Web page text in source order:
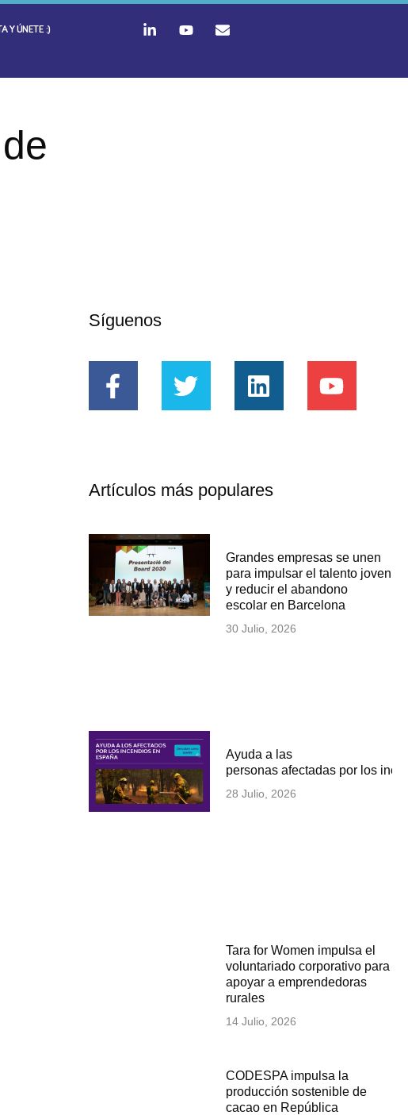
Y ÚNETE :)
Síguenos
Artículos más populares
Grandes empresas se unen
para impulsar el talento joven
y reducir el abandono
escolar en Barcelona
30 Julio, 2026
Ayuda a las
personas afectadas por los
28 Julio, 2026
Tara for Women impulsa el
voluntariado corporativo para
apoyar a emprendedoras
rurales
14 Julio, 2026
CODESPA impulsa la
producción sostenible de
cacao en República